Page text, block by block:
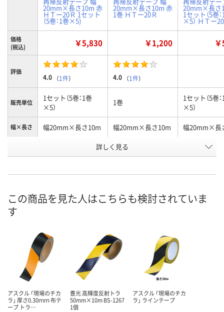
20mm×長さ10m 赤
ＨＴー20Ｒ 1セット
（5巻：1巻×5)
20mm×長さ10m 赤
1巻 ＨＴー20Ｒ
20mm×長さ
1セット（5巻
×5） ＨＴー
価格
(税込)
￥5,830 ￥1,200
評価
4.0 （1件） 4.0 （1件）
販売単位
1セット（5巻：1巻
×5）
1巻
1セット（5巻
×5）
幅×長さ 幅20mm×長さ10m 幅20mm×長さ10m 幅20mm×長
赤
号
数量
カゴへ
数量
カゴへ
詳しく見る
この商品を見た人はこちらも検討されていま
す
アスクル 「現場のチカ
ラ」 厚さ0.30ｍｍ 布テ
ープ トラ…
豊光 高輝度反射トラ
50mm×10m BS-1267
1個
アスクル 「現場のチカ
ラ」 ラインテープ